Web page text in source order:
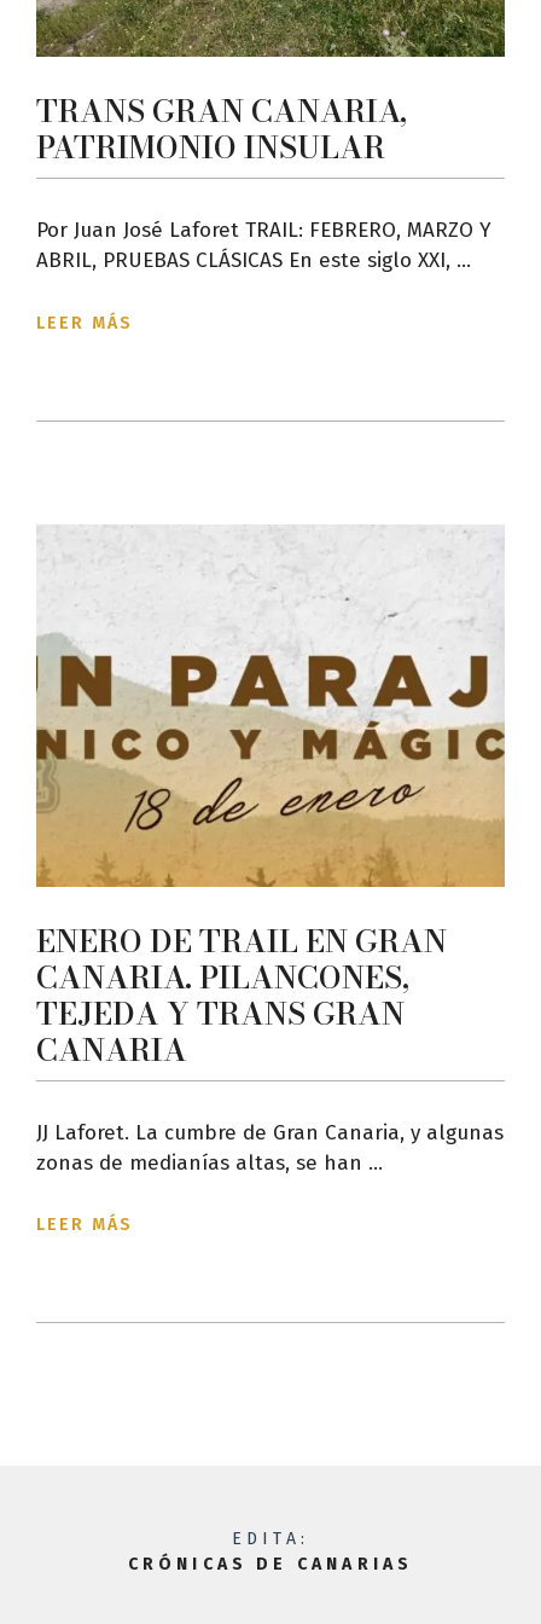
TRANS GRAN CANARIA,
PATRIMONIO INSULAR
Por Juan José Laforet TRAIL: FEBRERO, MARZO Y
ABRIL, PRUEBAS CLÁSICAS En este siglo XXI, ...
LEER MÁS
ENERO DE TRAIL EN GRAN
CANARIA. PILANCONES,
TEJEDA Y TRANS GRAN
CANARIA
JJ Laforet. La cumbre de Gran Canaria, y algunas
zonas de medianías altas, se han ...
LEER MÁS
EDITA:
CRÓNICAS DE CANARIAS